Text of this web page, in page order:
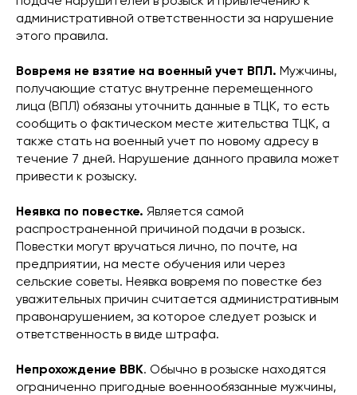
административной ответственности за нарушение
этого правила.
Вовремя не взятие на военный учет ВПЛ. Мужчины,
получающие статус внутренне перемещенного
лица (ВПЛ) обязаны уточнить данные в ТЦК, то есть
сообщить о фактическом месте жительства ТЦК, а
также стать на военный учет по новому адресу в
течение 7 дней. Нарушение данного правила может
привести к розыску.
Неявка по повестке. Является самой
распространенной причиной подачи в розыск.
Повестки могут вручаться лично, по почте, на
предприятии, на месте обучения или через
сельские советы. Неявка вовремя по повестке без
уважительных причин считается административным
правонарушением, за которое следует розыск и
ответственность в виде штрафа.
Непрохождение ВВК. Обычно в розыске находятся
ограниченно пригодные военнообязанные мужчины,